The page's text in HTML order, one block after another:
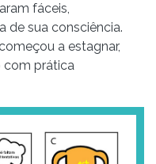
fáceis,
de sua consciência.
a estagnar,
com prática